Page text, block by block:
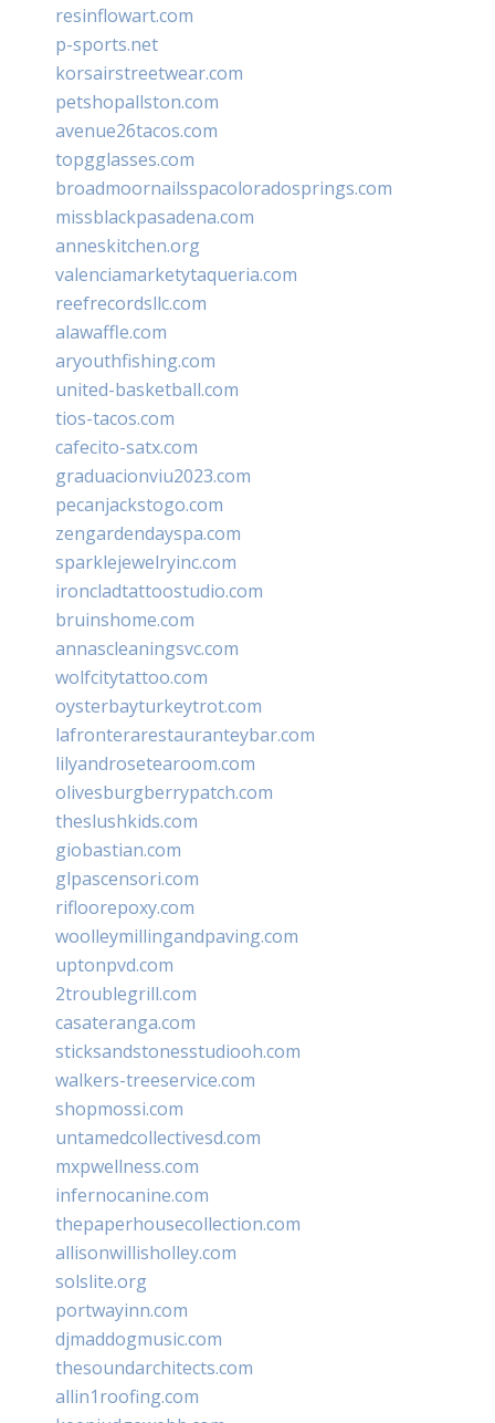
resinflowart.com
p-sports.net
korsairstreetwear.com
petshopallston.com
avenue26tacos.com
topgglasses.com
broadmoornailsspacoloradosprings.com
missblackpasadena.com
anneskitchen.org
valenciamarketytaqueria.com
reefrecordsllc.com
alawaffle.com
aryouthfishing.com
united-basketball.com
tios-tacos.com
cafecito-satx.com
graduacionviu2023.com
pecanjackstogo.com
zengardendayspa.com
sparklejewelryinc.com
ironcladtattoostudio.com
bruinshome.com
annascleaningsvc.com
wolfcitytattoo.com
oysterbayturkeytrot.com
lafronterarestauranteybar.com
lilyandrosetearoom.com
olivesburgberrypatch.com
theslushkids.com
giobastian.com
glpascensori.com
rifloorepoxy.com
woolleymillingandpaving.com
uptonpvd.com
2troublegrill.com
casateranga.com
sticksandstonesstudiooh.com
walkers-treeservice.com
shopmossi.com
untamedcollectivesd.com
mxpwellness.com
infernocanine.com
thepaperhousecollection.com
allisonwillisholley.com
solslite.org
portwayinn.com
djmaddogmusic.com
thesoundarchitects.com
allin1roofing.com